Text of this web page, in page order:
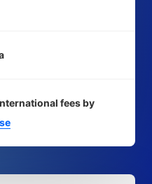
fees by